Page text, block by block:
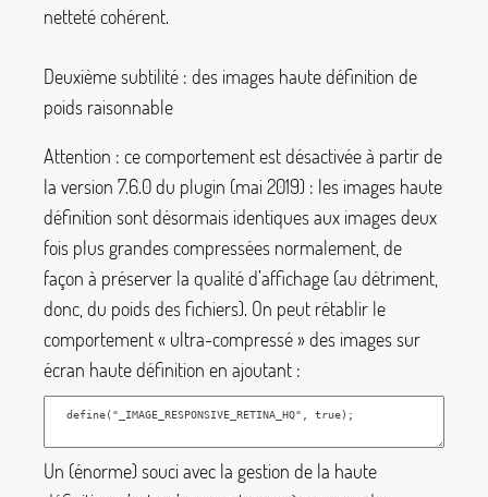
netteté cohérent.
Deuxième subtilité : des images haute définition de
poids raisonnable
Attention : ce comportement est désactivée à partir de
la version 7.6.0 du plugin (mai 2019) : les images haute
définition sont désormais identiques aux images deux
fois plus grandes compressées normalement, de
façon à préserver la qualité d’affichage (au détriment,
donc, du poids des fichiers). On peut rétablir le
comportement « ultra-compressé» des images sur
écran haute définition en ajoutant :
Un (énorme) souci avec la gestion de la haute